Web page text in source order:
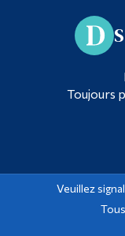
Toujours
Veuillez